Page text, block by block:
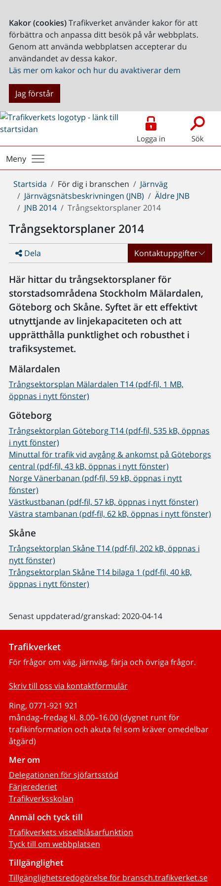
Kakor (cookies)Trafikverket använder kakor för att
förbättra och anpassa ditt besök på vår webbplats.
Genom att använda webbplatsen accepterar du
användandet av dessa kakor.
Läs mer om kakor och hur du avaktiverar dem
Jag förstår
Logga in Sök
Meny
Du
är
här:
Startsida För dig i branschen
Järnväg
Järnvägsnätsbeskrivningen (JNB)
Äldre JNB
JNB 2014
Trångsektorsplaner 2014
Trångsektorsplaner 2014
Dela Kontaktuppgifter
Här hittar du trångsektorsplaner för
storstadsområdena Stockholm Mälardalen,
Göteborg och Skåne. Syftet är ett effektivt
utnyttjande av linjekapaciteten och att
upprätthålla punktlighet och robusthet i
trafiksystemet.
Mälardalen
Trångsektorsplan Mälardalen T14 (pdf-fil, 1 MB,
öppnas i nytt fönster)
Göteborg
Trångsektorplan Göteborg T14 (pdf-fil, 535 kB, öppnas
i nytt fönster)
Minuttal för trafik vid avgång & ankomst på Göteborgs
central (pdf-fil, 43 kB, öppnas i nytt fönster)
Norge Vänerbanan (pdf-fil, 59 kB, öppnas i nytt
fönster)
Västkustbanan (pdf-fil, 57 kB, öppnas i nytt fönster)
Västra stambanan (pdf-fil, 62 kB, öppnas i nytt fönster)
Skåne
Trångsektorplan Skåne T14 (pdf-fil, 202 kB, öppnas i
nytt fönster)
Trångsektorplan Skåne T14 bilaga 1 (pdf-fil, 40 kB,
öppnas i nytt fönster)
Senast uppdaterad/granskad: 2020-04-14
Trafikverket
För frågor om väg, järnväg, färja och övriga frågor.
Skriv till oss via kontaktformulär
Ring, 0771-921 921
måndag–fredag kl. 8.00–16.00 (dygnet runt för
trafikinformation och akuta fel som kräver omedelbar
åtgärd)
Mer om
Delegationen för sjöfartsstöd
Färjerederiet
Trafikverksskolan
Anmäl och tyck till
Trafikverkets visselblåsarfunktion
Tyck till om webbplatsen
Tillgänglighet
Tillgänglighetsredogörelse för bransch.trafikverket.se